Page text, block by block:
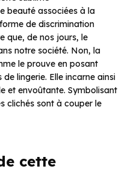
beauté associées à la
de discrimination
que, de nos jours, le
notre société. Non, la
le prouve en posant
lingerie. Elle incarne ainsi
et envoûtante. Symbolisant
clichés sont à couper le
cette